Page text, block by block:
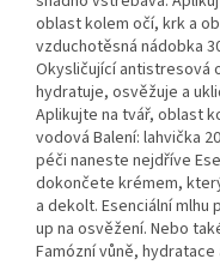
oblast kolem očí, krk a
vzduchotěsná nádobka
Okysličující antistresová
hydratuje, osvěžuje a
Aplikujte na tvář, oblast
vodová Balení: lahvička
péči naneste nejdříve
dokončete krémem,
a dekolt. Esenciální
up na osvěžení. Nebo
Famózní vůně,